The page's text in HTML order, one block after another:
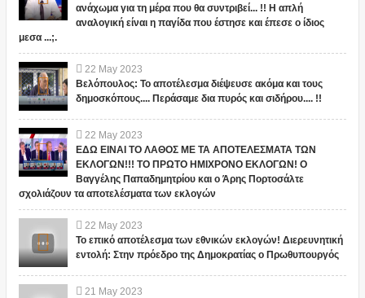
ανάχωμα για τη μέρα που θα συντριβεί... !! Η απλή
αναλογική είναι η παγίδα που έστησε και έπεσε ο ίδιος
μεσα ...;.
22 May 2023
Βελόπουλος: Το αποτέλεσμα διέψευσε ακόμα και τους
δημοσκόπους.... Περάσαμε δια πυρός και σιδήρου.... !!
22 May 2023
ΕΔΩ ΕΙΝΑΙ ΤΟ ΛΑΘΟΣ ΜΕ ΤΑ ΑΠΟΤΕΛΕΣΜΑΤΑ ΤΩΝ
ΕΚΛΟΓΩΝ!!! ΤΟ ΠΡΩΤΟ ΗΜΙΧΡΟΝΟ ΕΚΛΟΓΩΝ! Ο
Βαγγέλης Παπαδημητρίου και ο Άρης Πορτοσάλτε
σχολιάζουν τα αποτελέσματα των εκλογών
22 May 2023
Το επικό αποτέλεσμα των εθνικών εκλογών! Διερευνητική
εντολή: Στην πρόεδρο της Δημοκρατίας ο Πρωθυπουργός
21 May 2023